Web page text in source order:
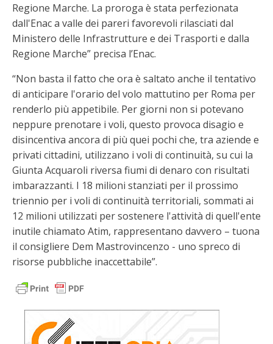
Regione Marche. La proroga è stata perfezionata
dall'Enac a valle dei pareri favorevoli rilasciati dal
Ministero delle Infrastrutture e dei Trasporti e dalla
Regione Marche” precisa l’Enac.
“Non basta il fatto che ora è saltato anche il tentativo
di anticipare l'orario del volo mattutino per Roma per
renderlo più appetibile. Per giorni non si potevano
neppure prenotare i voli, questo provoca disagio e
disincentiva ancora di più quei pochi che, tra aziende e
privati cittadini, utilizzano i voli di continuità, su cui la
Giunta Acquaroli riversa fiumi di denaro con risultati
imbarazzanti. I 18 milioni stanziati per il prossimo
triennio per i voli di continuità territoriali, sommati ai
12 milioni utilizzati per sostenere l'attività di quell'ente
inutile chiamato Atim, rappresentano davvero – tuona
il consigliere Dem Mastrovincenzo - uno spreco di
risorse pubbliche inaccettabile”.